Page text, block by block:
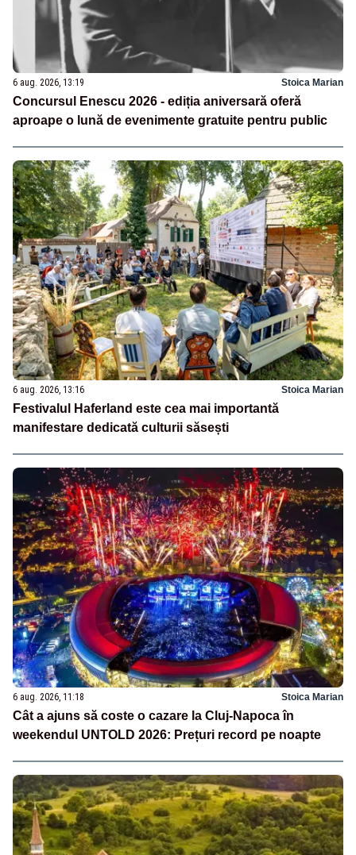
6 aug. 2026, 13:19 Stoica Marian
Concursul Enescu 2026 - ediția aniversară oferă
aproape o lună de evenimente gratuite pentru public
6 aug. 2026, 13:16 Stoica Marian
Festivalul Haferland este cea mai importantă
manifestare dedicată culturii săsești
6 aug. 2026, 11:18 Stoica Marian
Cât a ajuns să coste o cazare la Cluj-Napoca în
weekendul UNTOLD 2026: Prețuri record pe noapte